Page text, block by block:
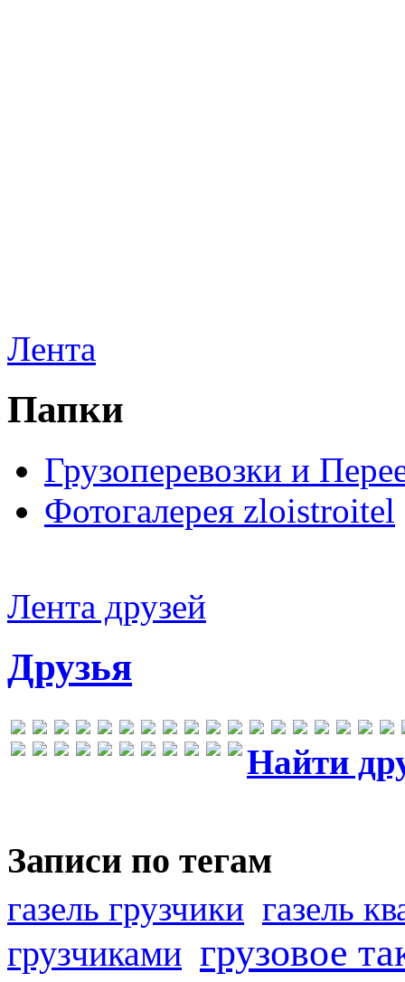
Лента
Папки
Грузоперевозки и
Фотогалерея zloistroitel
Лента друзей
Друзья
Найти
Записи по тегам
газель грузчики газель
грузчиками грузовое